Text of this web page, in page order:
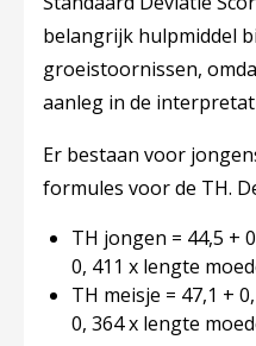
belangrijk hulpmiddel
groeistoornissen,
aanleg in de
Er bestaan voor
formules voor de TH.
TH jongen = 44,5 +
0, 411 x lengte
TH meisje = 47,1 +
0, 364 x lengte